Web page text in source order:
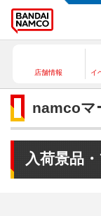
店舗情報 イ
namcoマ
入荷景品